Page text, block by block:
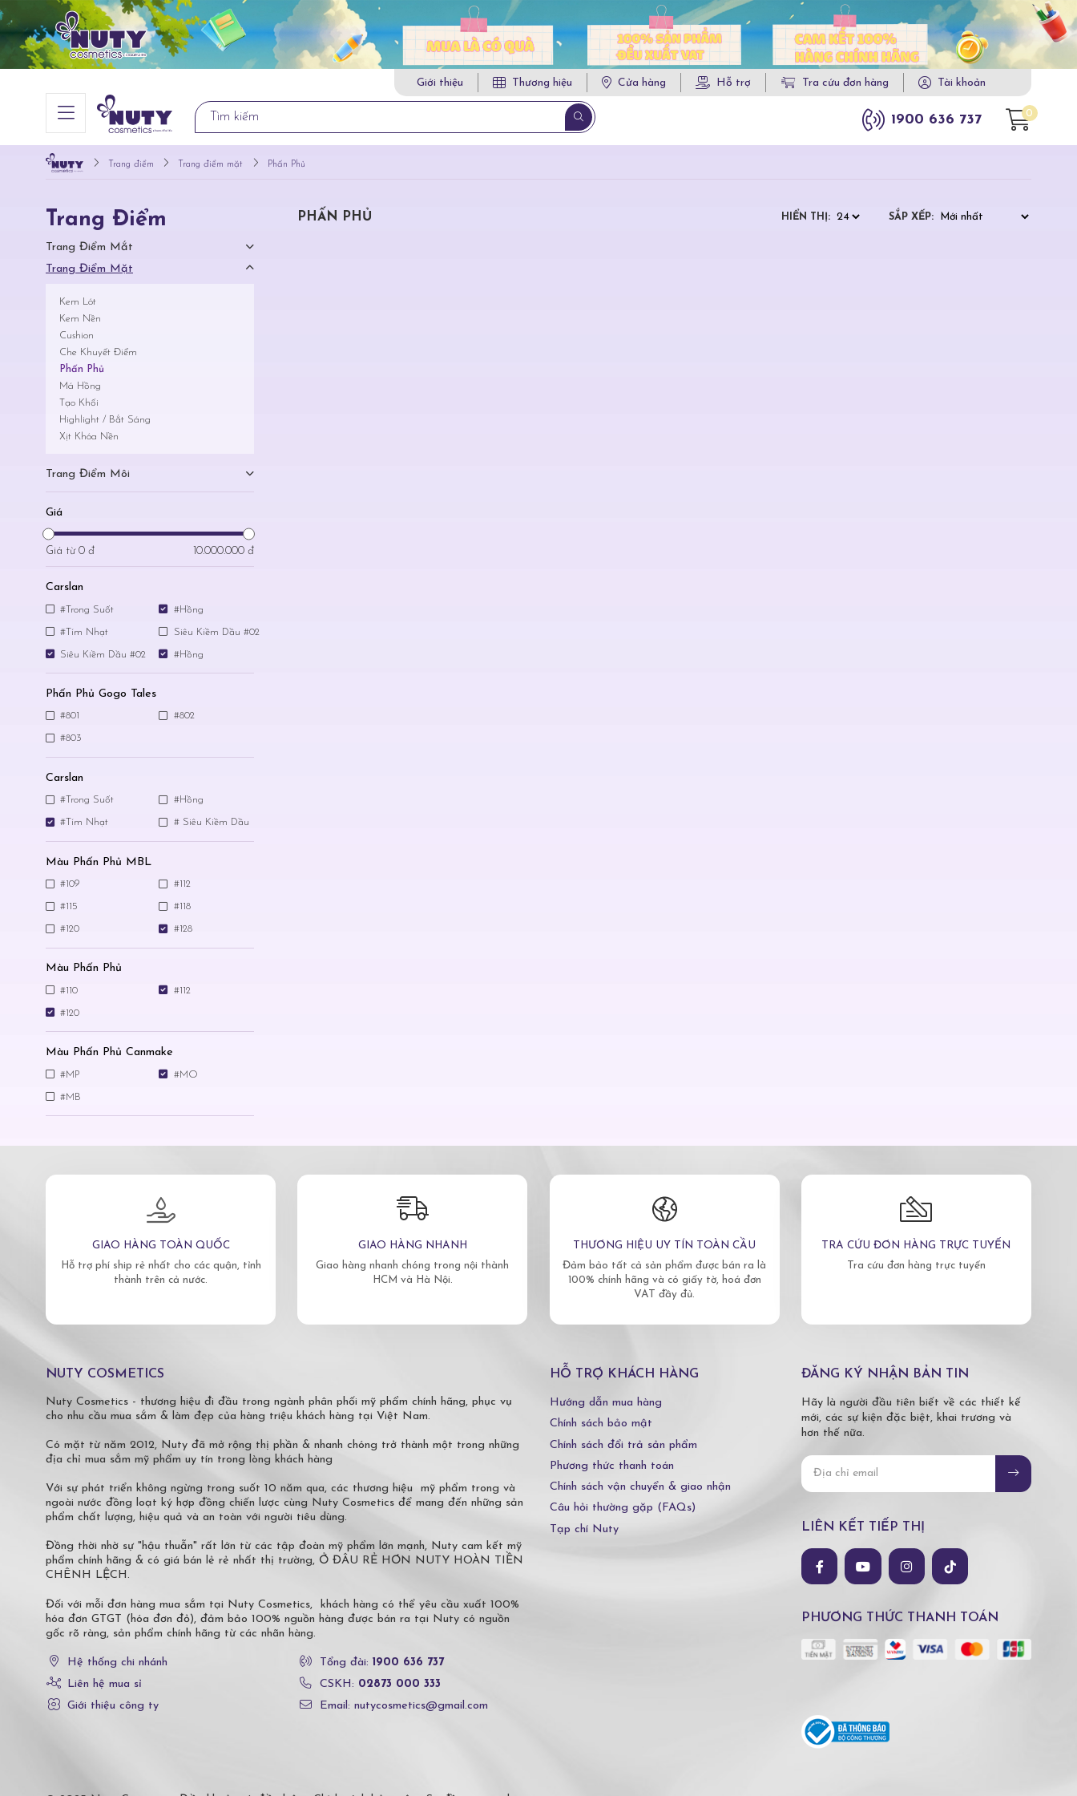
Giới thiệu Thương hiệu Cửa hàng Hỗ trợ Tra cứu đơn hàng Tài khoản
1900 636 737 0
Trang điểm Trang điểm mặt Phấn Phủ
Trang Điểm
Trang Điểm Mắt
Trang Điểm Mặt
Kem Lót
Kem Nền
Cushion
Che Khuyết Điểm
Phấn Phủ
Má Hồng
Tạo Khối
Highlight / Bắt Sáng
Xịt Khóa Nền
Trang Điểm Môi
Giá
Giá từ 0 đ 10.000.000 đ
Carslan
#Trong Suốt #Hồng
#Tím Nhạt Siêu Kiềm Dầu #02
Siêu Kiềm Dầu #02 #Hồng
Phấn Phủ Gogo Tales
#801 #802
#803
Carslan
#Trong Suốt #Hồng
#Tím Nhạt # Siêu Kiềm Dầu
Màu Phấn Phủ MBL
#109 #112
#115 #118
#120 #128
Màu Phấn Phủ
#110 #112
#120
Màu Phấn Phủ Canmake
#MP #MO
#MB
PHẤN PHỦ HIỂN THỊ: SẮP XẾP:
GIAO HÀNG TOÀN QUỐC
Hỗ trợ phí ship rẻ nhất cho các quận, tỉnh
thành trên cả nước.
GIAO HÀNG NHANH
Giao hàng nhanh chóng trong nội thành
HCM và Hà Nội.
THƯƠNG HIỆU UY TÍN TOÀN CẦU
Đảm bảo tất cả sản phẩm được bán ra là
100% chính hãng và có giấy tờ, hoá đơn
VAT đầy đủ.
TRA CỨU ĐƠN HÀNG TRỰC TUYẾN
Tra cứu đơn hàng trực tuyến
NUTY COSMETICS
Nuty Cosmetics - thương hiệu đi đầu trong ngành phân phối mỹ phẩm chính hãng, phục vụ
cho nhu cầu mua sắm & làm đẹp của hàng triệu khách hàng tại Việt Nam.
Có mặt từ năm 2012, Nuty đã mở rộng thị phần & nhanh chóng trở thành một trong những
địa chỉ mua sắm mỹ phẩm uy tín trong lòng khách hàng
Với sự phát triển không ngừng trong suốt 10 năm qua, các thương hiệu mỹ phẩm trong và
ngoài nước đồng loạt ký hợp đồng chiến lược cùng Nuty Cosmetics để mang đến những sản
phẩm chất lượng, hiệu quả và an toàn với người tiêu dùng.
Đồng thời nhờ sự "hậu thuẫn" rất lớn từ các tập đoàn mỹ phẩm lớn mạnh, Nuty cam kết mỹ
phẩm chính hãng & có giá bán lẻ rẻ nhất thị trường, Ở ĐÂU RẺ HƠN NUTY HOÀN TIỀN
CHÊNH LỆCH.
Đối với mỗi đơn hàng mua sắm tại Nuty Cosmetics, khách hàng có thể yêu cầu xuất 100%
hóa đơn GTGT (hóa đơn đỏ), đảm bảo 100% nguồn hàng được bán ra tại Nuty có nguồn
gốc rõ ràng, sản phẩm chính hãng từ các nhãn hàng.
Hệ thống chi nhánh
Liên hệ mua sỉ
Giới thiệu công ty
Tổng đài: 1900 636 737
CSKH: 02873 000 333
Email: nutycosmetics@gmail.com
HỖ TRỢ KHÁCH HÀNG
Hướng dẫn mua hàng
Chính sách bảo mật
Chính sách đổi trả sản phẩm
Phương thức thanh toán
Chính sách vận chuyển & giao nhận
Câu hỏi thường gặp (FAQs)
Tạp chí Nuty
ĐĂNG KÝ NHẬN BẢN TIN
Hãy là người đầu tiên biết về các thiết kế
mới, các sự kiện đặc biệt, khai trương và
hơn thế nữa.
LIÊN KẾT TIẾP THỊ
PHƯƠNG THỨC THANH TOÁN